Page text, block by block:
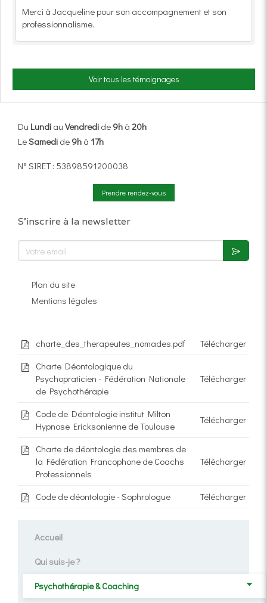
Merci à Jacqueline pour son accompagnement et son
professionnalisme.
Voir tous les témoignages
Du Lundi au Vendredi de 9h à 20h
LeSamedi de 9h à 17h
N° SIRET : 53898591200038
Prendre rendez-vous
S'inscrire à la newsletter
Votre email
Plan du site
Mentions légales
charte_des_therapeutes_nomades.pdf
Télécharger
Charte Déontologique du
Psychopraticien - Fédération Nationale
de Psychothérapie
Télécharger
Code de Déontologie institut Milton
Hypnose Ericksonienne de Toulouse
Télécharger
Charte de déontologie des membres de
la Fédération Francophone de Coachs
Professionnels
Télécharger
Code de déontologie - Sophrologue Télécharger
Accueil
Qui suis-je ?
Psychothérapie & Coaching